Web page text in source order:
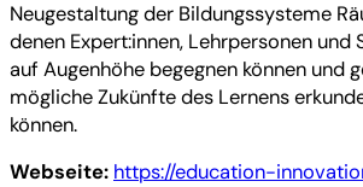
Neugestaltung der Bildungssysteme
denen Expert:innen, Lehrpersonen und
auf Augenhöhe begegnen können und
mögliche Zukünfte des Lernens
können.
Webseite: https://education-